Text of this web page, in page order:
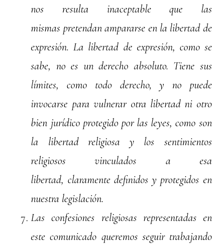
nos resulta inaceptable que las
mismas pretendan ampararse en la libertad de
expresión. La libertad de expresión, como se
sabe, no es un derecho absoluto. Tiene sus
límites, como todo derecho, y no puede
invocarse para vulnerar otra libertad ni otro
bien jurídico protegido por las leyes, como son
la libertad religiosa y los sentimientos
religiosos vinculados a esa
libertad, claramente definidos y protegidos en
nuestra legislación.
Las confesiones religiosas representadas en
este comunicado queremos seguir trabajando